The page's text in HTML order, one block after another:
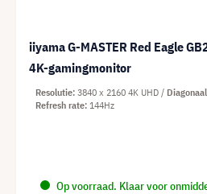
iiyama G-MASTER Red Eagle
4K-gamingmonitor
Op voorraad. Klaar voor
Resolutie 3840 x 2160 4K UHD Diagonaal
Refresh rate 144Hz